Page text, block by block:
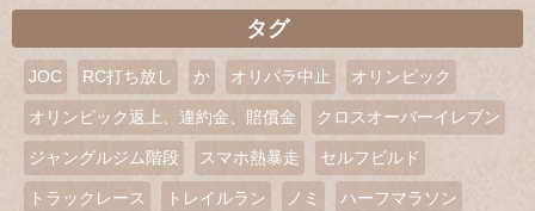
タグ
JOC RC打ち放し か オリパラ中止 オリンピック
オリンピック返上、違約金、賠償金 クロスオーバーイレブン
ジャングルジム階段 スマホ熱暴走 セルフビルド
トラックレース トレイルラン ノミ ハーフマラソン